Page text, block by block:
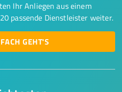
Ihr Anliegen aus einem
passende Dienstleister weiter.
GEHT'S